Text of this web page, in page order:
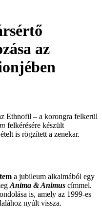
az
Ethnofil – a korongra felkerül
felkérésére készült
is rögzített a zenekar.
a jubileum alkalmából egy
Anima & Animus címmel.
is, amely az 1999-es
nyúlt vissza.